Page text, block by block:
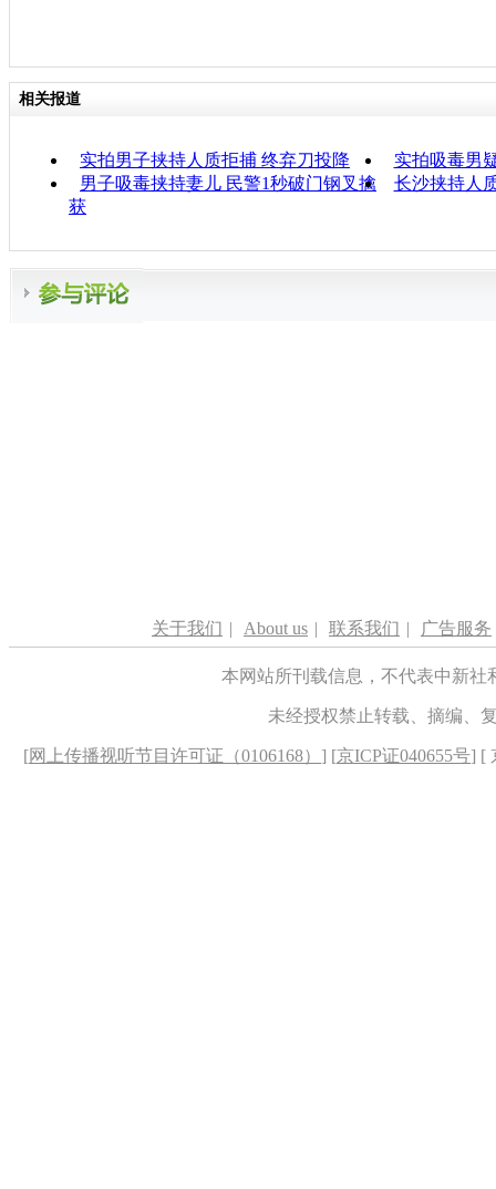
相关报道
实拍男子挟持人质拒捕 终弃刀投降
实拍吸毒男
男子吸毒挟持妻儿 民警1秒破门钢叉擒
获
长沙挟持人
关于我们 | About us | 联系我们 | 广告服务
本网站所刊载信息，不代表中新
未经授权禁止转载、摘编、
[网上传播视听节目许可证（0106168） ] [京ICP证040655号] [